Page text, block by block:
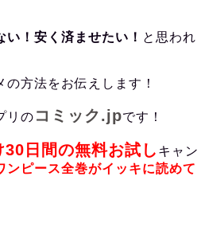
！安く済ませたい！ と思われ
の方法をお伝えします！
リの コミック.jpです！
30日間の無料お試し キャン
ンピース全巻がイッキに読めて